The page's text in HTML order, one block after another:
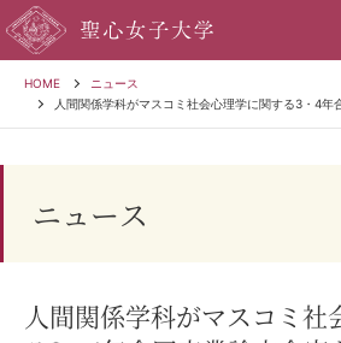
HOME
ニュース
人間関係学科がマスコミ社会心理学に関する3・4年
ニュース
人間関係学科がマスコミ社